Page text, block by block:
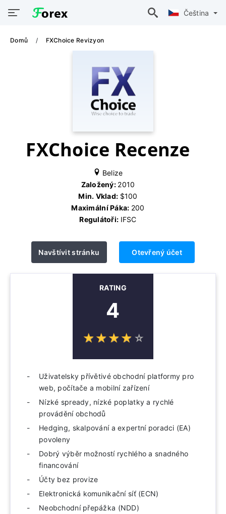
Čeština
Domů FXChoice Revizyon
FXChoice Recenze
Belize
Založený: 2010
Min. Vklad: $100
Maximální Páka: 200
Regulátoři: IFSC
Navštívit stránku Otevřený účet
RATING
4
☆☆☆☆ ☆
★★★★ ★
Uživatelsky přívětivé obchodní platformy pro
web, počítače a mobilní zařízení
Nízké spready, nízké poplatky a rychlé
provádění obchodů
Hedging, skalpování a expertní poradci (EA)
povoleny
Dobrý výběr možností rychlého a snadného
financování
Účty bez provize
Elektronická komunikační síť (ECN)
Neobchodní přepážka (NDD)